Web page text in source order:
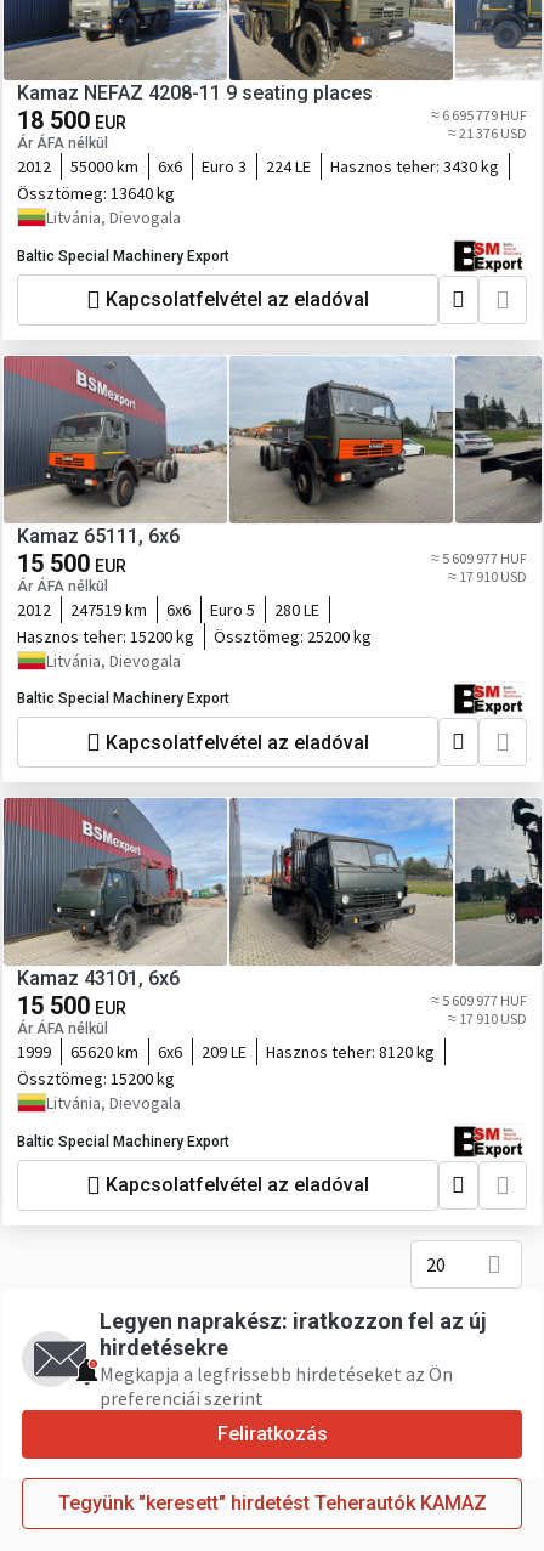
Kamaz NEFAZ 4208-11 9 seating places
18 500 EUR
Ár ÁFA nélkül
≈ 6 695 779 HUF
≈ 21 376 USD
2012 55000 km 6x6 Euro 3 224 LE Hasznos teher: 3430 kg
Össztömeg: 13640 kg
Litvánia, Dievogala
Baltic Special Machinery Export
Kapcsolatfelvétel az eladóval
Kamaz 65111, 6x6
15 500 EUR
Ár ÁFA nélkül
≈ 5 609 977 HUF
≈ 17 910 USD
2012 247519 km 6x6 Euro 5
280 LE
Hasznos teher: 15200 kg Össztömeg: 25200 kg
Litvánia, Dievogala
Baltic Special Machinery Export
Kapcsolatfelvétel az eladóval
Kamaz 43101, 6x6
15 500 EUR
Ár ÁFA nélkül
≈ 5 609 977 HUF
≈ 17 910 USD
1999 65620 km 6x6 209 LE Hasznos teher: 8120 kg
Össztömeg: 15200 kg
Litvánia, Dievogala
Baltic Special Machinery Export
Kapcsolatfelvétel az eladóval
20
Legyen naprakész: iratkozzon fel az új
hirdetésekre
Megkapja a legfrissebb hirdetéseket az Ön
preferenciái szerint
Feliratkozás
Tegyünk "keresett" hirdetést Teherautók KAMAZ